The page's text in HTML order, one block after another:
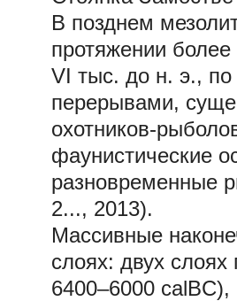
В позднем
протяжении
VI тыс. до н. э.,
перерывами,
охотников-
фаунистические
разновременные
2..., 2013).
Массивные
слоях: двух слоях
6400–6000